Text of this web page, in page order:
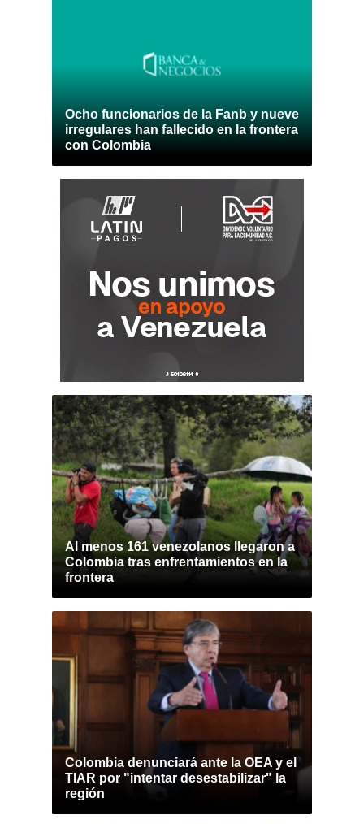
Ocho funcionarios de la Fanb y nueve
irregulares han fallecido en la frontera
con Colombia
Al menos 161 venezolanos llegaron a
Colombia tras enfrentamientos en la
frontera
Colombia denunciará ante la OEA y el
TIAR por "intentar desestabilizar" la
región